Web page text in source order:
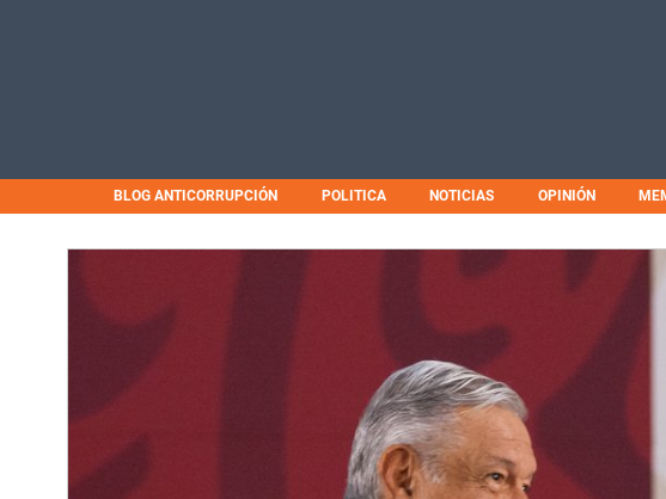
BLOG ANTICORRUPCIÓN POLITICA NOTICIAS OPINIÓN